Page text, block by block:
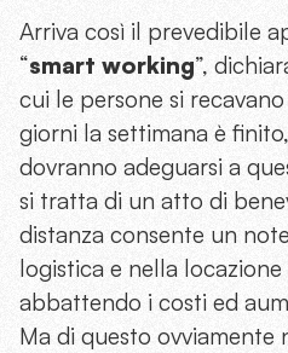
Arriva così il prevedibile
“smart working”,
cui le persone si
giorni la settimana è
dovranno adeguarsi a
si tratta di un atto di
distanza consente un
logistica e nella
abbattendo i costi ed
Ma di questo ovviamente